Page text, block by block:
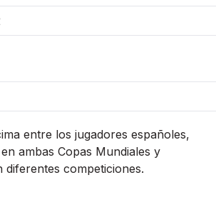
entre los jugadores españoles,
ambas Copas Mundiales y
competiciones.